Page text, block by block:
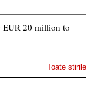
EUR 20 million to
Toate stirile